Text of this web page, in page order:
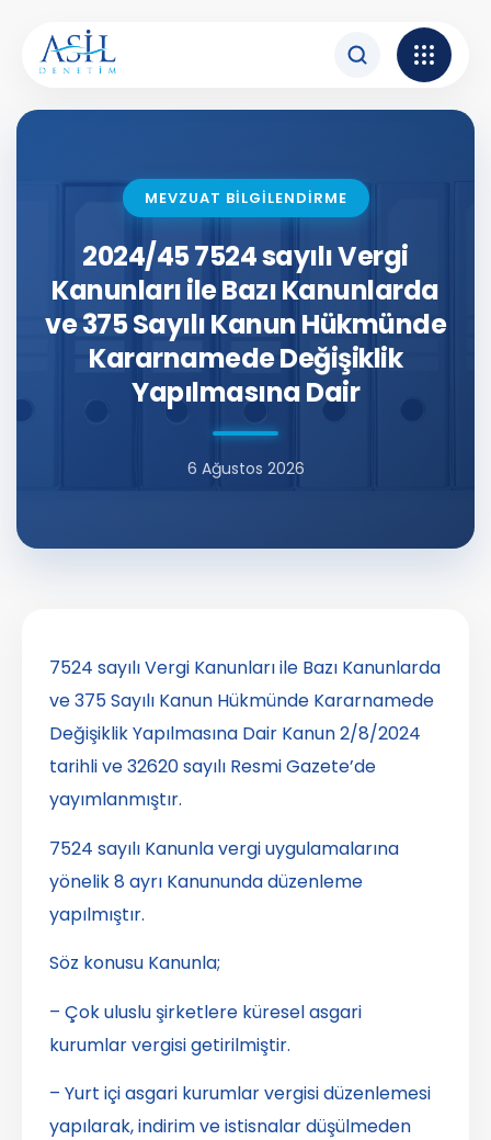
MEVZUAT BİLGİLENDİRME
2024/45 7524 sayılı Vergi
Kanunları ile Bazı Kanunlarda
ve 375 Sayılı Kanun Hükmünde
Kararnamede Değişiklik
Yapılmasına Dair
6 Ağustos 2026
7524 sayılı Vergi Kanunları ile Bazı Kanunlarda
ve 375 Sayılı Kanun Hükmünde Kararnamede
Değişiklik Yapılmasına Dair Kanun 2/8/2024
tarihli ve 32620 sayılı Resmi Gazete’de
yayımlanmıştır.
7524 sayılı Kanunla vergi uygulamalarına
yönelik 8 ayrı Kanununda düzenleme
yapılmıştır.
Söz konusu Kanunla;
– Çok uluslu şirketlere küresel asgari
kurumlar vergisi getirilmiştir.
– Yurt içi asgari kurumlar vergisi düzenlemesi
yapılarak, indirim ve istisnalar düşülmeden